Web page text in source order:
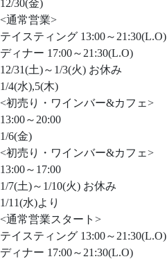
12/30(金)
<通常営業>
テイスティング 13:00～21:30(L.O)
ディナー 17:00～21:30(L.O)
12/31(土)～1/3(火) お休み
1/4(水),5(木)
<初売り・ワインバー&カフェ>
13:00～20:00
1/6(金)
<初売り・ワインバー&カフェ>
13:00～17:00
1/7(土)～1/10(火) お休み
1/11(水)より
<通常営業スタート>
テイスティング 13:00～21:30(L.O)
ディナー 17:00～21:30(L.O)